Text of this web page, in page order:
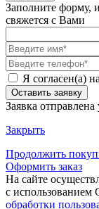
Заполните форму,
свяжется с Вами
Я согласен(а)
Заявка
Закрыть
Продолжить
Оформить заказ
На сайте
с использованием
обработки